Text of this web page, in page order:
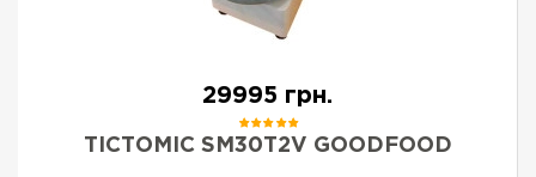
29995 грн.
ТІСТОМІС SM30T2V GOODFOOD